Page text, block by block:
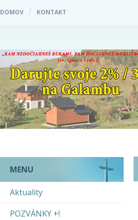
DOMOV KONTAKT
MENU
Aktuality
POZVÁNKY +!